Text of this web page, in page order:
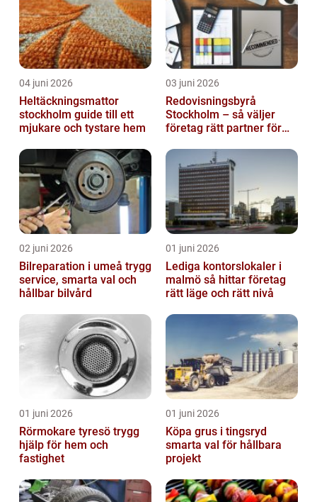
04 juni 2026
Heltäckningsmattor
stockholm guide till ett
mjukare och tystare hem
03 juni 2026
Redovisningsbyrå
Stockholm – så väljer
företag rätt partner för
02 juni 2026
Bilreparation i umeå trygg
service, smarta val och
hållbar bilvård
01 juni 2026
Lediga kontorslokaler i
malmö så hittar företag
rätt läge och rätt nivå
01 juni 2026
Rörmokare tyresö trygg
hjälp för hem och
fastighet
01 juni 2026
Köpa grus i tingsryd
smarta val för hållbara
projekt